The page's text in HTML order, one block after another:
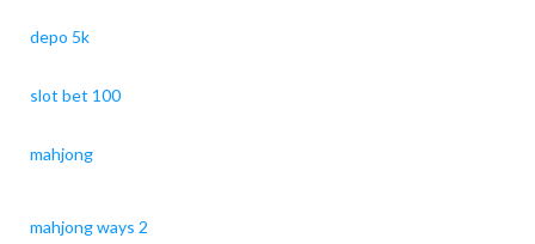
depo 5k
slot bet 100
mahjong
mahjong ways 2